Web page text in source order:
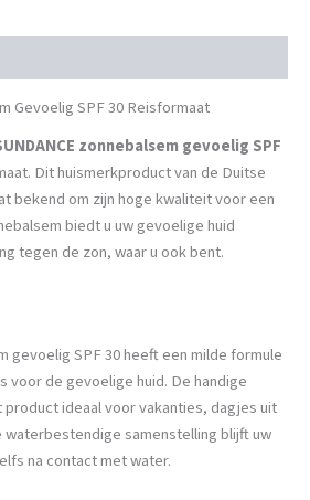
Gevoelig SPF 30 Reisformaat
zonnebalsem gevoelig SPF
Dit huismerkproduct van de Duitse
bekend om zijn hoge kwaliteit voor een
biedt u uw gevoelige huid
tegen de zon, waar u ook bent.
gevoelig SPF 30 heeft een milde formule
voor de gevoelige huid. De handige
ideaal voor vakanties, dagjes uit
waterbestendige samenstelling blijft uw
na contact met water.